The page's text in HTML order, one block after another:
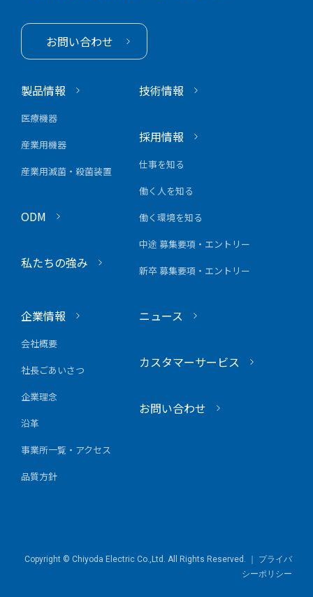
お問い合わせ
製品情報
医療機器
産業用機器
産業用滅菌・殺菌装置
ODM
私たちの強み
技術情報
採用情報
仕事を知る
働く人を知る
働く環境を知る
中途 募集要項・エントリー
新卒 募集要項・エントリー
企業情報
会社概要
社長ごあいさつ
企業理念
沿革
事業所一覧・アクセス
品質方針
ニュース
カスタマーサービス
お問い合わせ
Copyright © Chiyoda Electric Co.,Ltd. All Rights Reserved. ｜ プライバ
シーポリシー